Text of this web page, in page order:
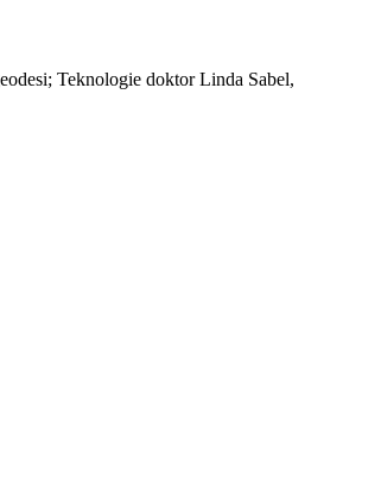
Teknologie doktor Linda Sabel,